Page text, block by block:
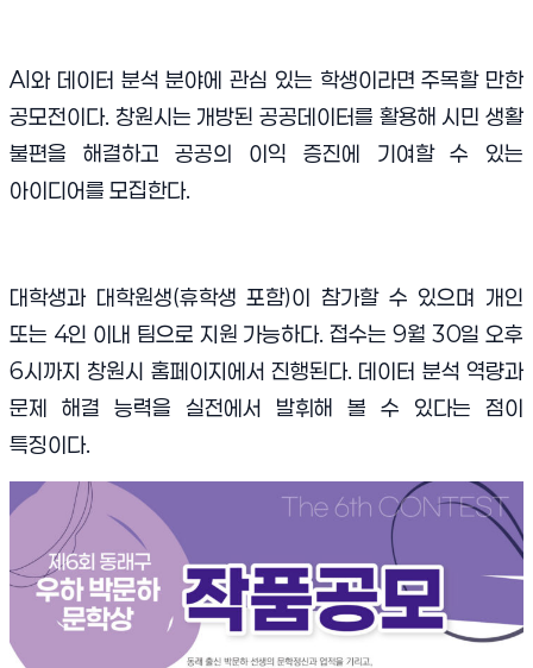
AI와 데이터 분석 분야에 관심 있는 학생이라면 주목할 만한
공모전이다. 창원시는 개방된 공공데이터를 활용해 시민 생활
불편을 해결하고 공공의 이익 증진에 기여할 수 있는
아이디어를 모집한다.
대학생과 대학원생(휴학생 포함)이 참가할 수 있으며 개인
또는 4인 이내 팀으로 지원 가능하다. 접수는 9월 30일 오후
6시까지 창원시 홈페이지에서 진행된다. 데이터 분석 역량과
문제 해결 능력을 실전에서 발휘해 볼 수 있다는 점이
특징이다.